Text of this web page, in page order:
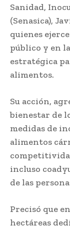
Sanidad,
(Senasica),
quienes
público y en
estratégica
alimentos.
Su acción,
bienestar de
medidas de
alimentos
incluso
de las
Precisó que
hectáreas